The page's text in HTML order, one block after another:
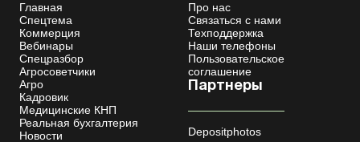
Главная
Спецтема
Коммерция
Вебинары
Спецразбор
Агросоветчики
Агро
Кадровик
Медицинские КНП
Реальная бухгалтерия
Новости
Про нас
Связаться с нами
Техподдержка
Наши телефоны
Пользовательское
соглашение
Партнеры
Depositphotos